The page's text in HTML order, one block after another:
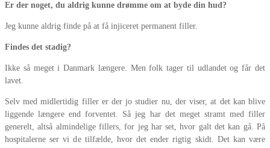
Er der noget, du aldrig kunne drømme om at byde din hud?
Jeg kunne aldrig finde på at få injiceret permanent filler.
Findes det stadig?
Ikke så meget i Danmark længere. Men folk tager til udlandet og får det
lavet.
Selv med midlertidig filler er der jo studier nu, der viser, at det kan blive
liggende længere end forventet. Så jeg har det meget stramt med filler
generelt, altså almindelige fillers, for jeg har set, hvor galt det kan gå. På
hospitalerne ser vi de tilfælde, hvor det ender rigtig skidt. Det kan være